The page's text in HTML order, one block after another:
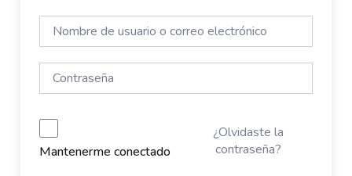
Mantenerme conectado
¿Olvidaste la
contraseña?